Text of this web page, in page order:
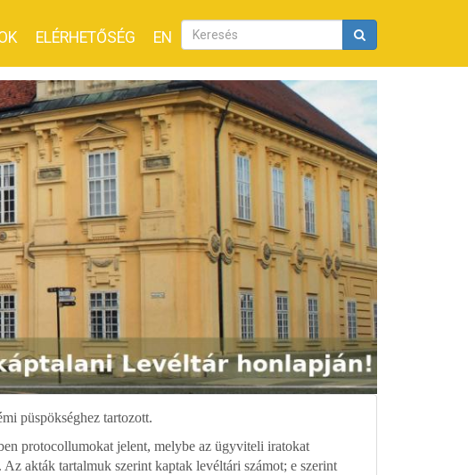
ELÉRHETŐSÉG EN
püspökséghez tartozott.
protocollumokat jelent, melybe az ügyviteli iratokat
akták tartalmuk szerint kaptak levéltári számot; e szerint